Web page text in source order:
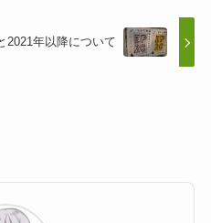
2021年以降について